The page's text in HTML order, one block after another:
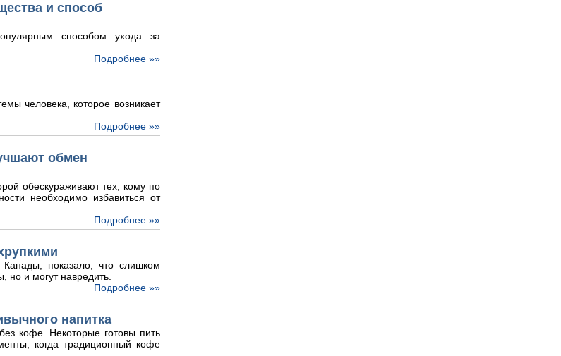
и способ
способом ухода за
Подробнее »»
человека, которое возникает
Подробнее »»
обмен
обескураживают тех, кому по
необходимо избавиться от
Подробнее »»
показало, что слишком
но и могут навредить.
Подробнее »»
напитка
кофе. Некоторые готовы пить
когда традиционный кофе